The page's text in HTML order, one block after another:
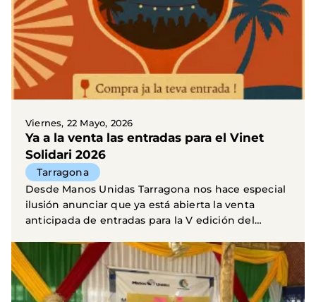
Viernes, 22 Mayo, 2026
Ya a la venta las entradas para el Vinet
Solidari 2026
Tarragona
Desde Manos Unidas Tarragona nos hace especial
ilusión anunciar que ya está abierta la venta
anticipada de entradas para la V edición del